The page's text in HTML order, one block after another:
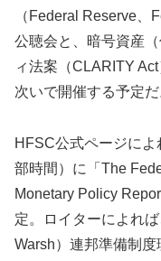
（Federal Reserve、
公聴会と、暗号資産
ィ法案（CLARITY
次いで開催する予定だ
HFSC公式ページに
部時間）に「The
Monetary Policy
定。ロイターによれ
Warsh）連邦準備制度